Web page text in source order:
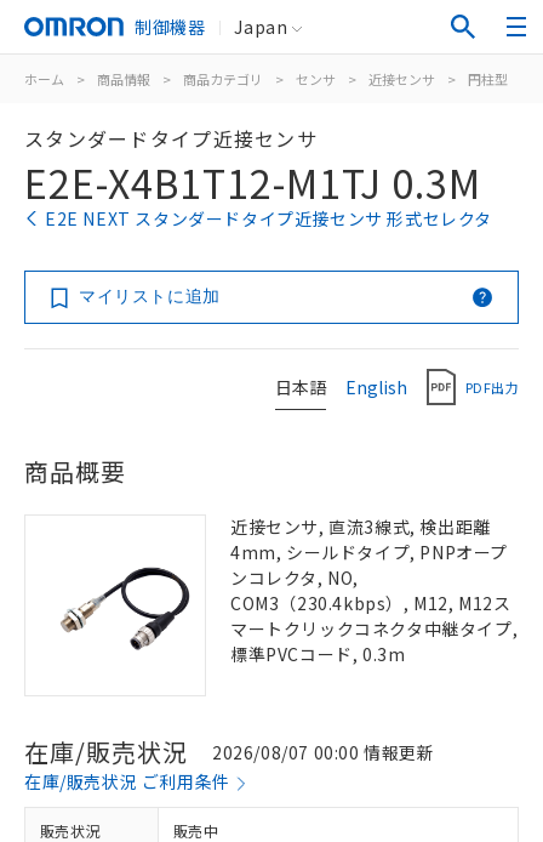
制御機器 Japan
ホーム > 商品情報 > 商品カテゴリ > センサ > 近接センサ > 円柱型
スタンダードタイプ近接センサ
E2E-X4B1T12-M1TJ 0.3M
E2E NEXT スタンダードタイプ近接センサ 形式セレクタ
マイリストに追加
日本語 English PDF出力
商品概要
近接センサ, 直流3線式, 検出距離
4mm, シールドタイプ, PNPオープ
ンコレクタ, NO,
COM3（230.4kbps）, M12, M12ス
マートクリックコネクタ中継タイプ,
標準PVCコード, 0.3m
在庫/販売状況
2026/08/07 00:00 情報更新
在庫/販売状況 ご利用条件
販売状況 販売中